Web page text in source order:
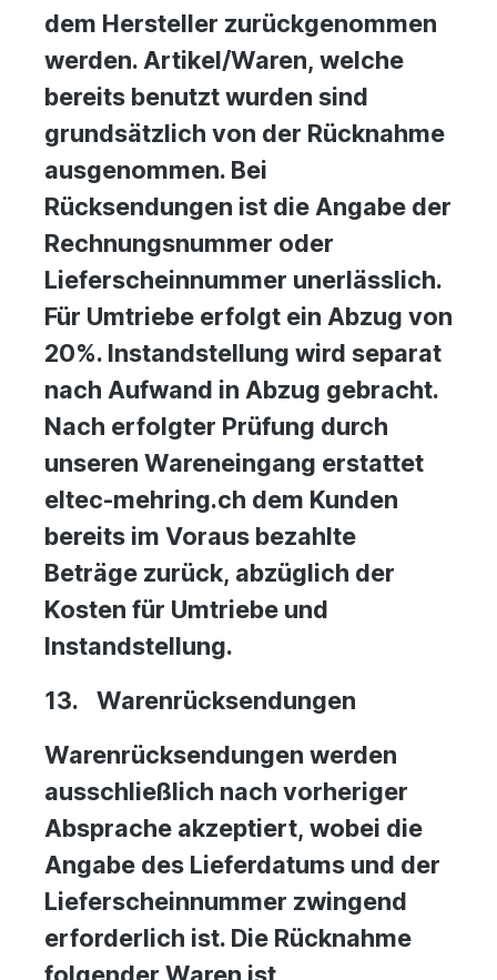
dem Hersteller zurückgenommen
werden. Artikel/Waren, welche
bereits benutzt wurden sind
grundsätzlich von der Rücknahme
ausgenommen. Bei
Rücksendungen ist die Angabe der
Rechnungsnummer oder
Lieferscheinnummer unerlässlich.
Für Umtriebe erfolgt ein Abzug von
20%. Instandstellung wird separat
nach Aufwand in Abzug gebracht.
Nach erfolgter Prüfung durch
unseren Wareneingang erstattet
eltec-mehring.ch dem Kunden
bereits im Voraus bezahlte
Beträge zurück, abzüglich der
Kosten für Umtriebe und
Instandstellung.
13.
Warenrücksendungen
Warenrücksendungen werden
ausschließlich nach vorheriger
Absprache akzeptiert, wobei die
Angabe des Lieferdatums und der
Lieferscheinnummer zwingend
erforderlich ist. Die Rücknahme
folgender Waren ist